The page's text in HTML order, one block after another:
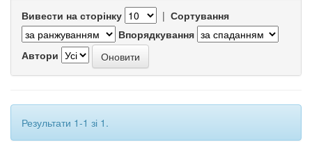
Вивести на сторінку | Сортування
Впорядкування
Автори
Результати 1-1 зі 1.